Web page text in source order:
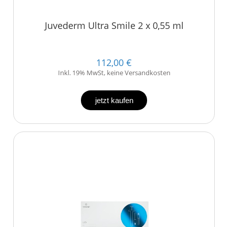
Juvederm Ultra Smile 2 x 0,55 ml
112,00 €
Inkl. 19% MwSt, keine Versandkosten
jetzt kaufen